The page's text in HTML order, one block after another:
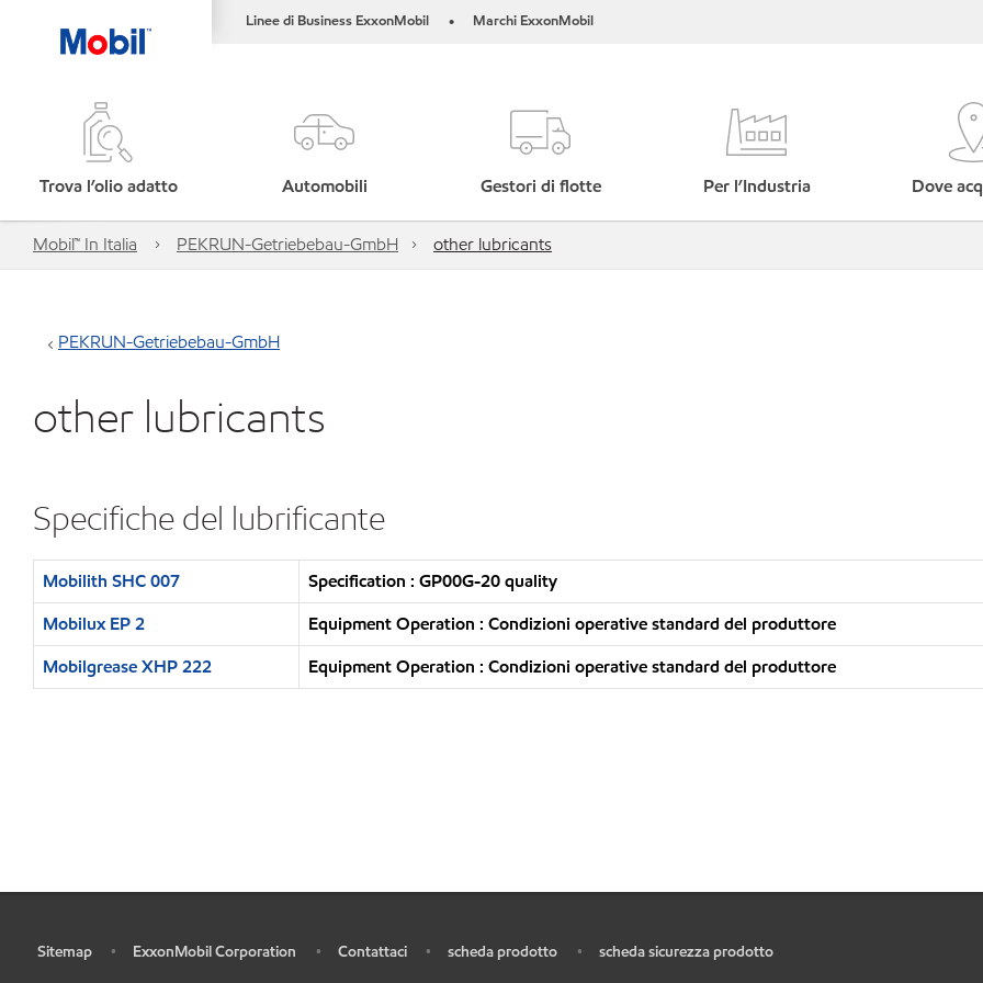
Linee di Business ExxonMobil • Marchi ExxonMobil
Trova l’olio adatto Automobili Gestori di flotte Per l’Industria Dove
Mobil™ In Italia PEKRUN-Getriebebau-GmbH other lubricants
PEKRUN-Getriebebau-GmbH
other lubricants
Specifiche del lubrificante
Mobilith SHC 007
Specification : GP00G-20 quality
Mobilux EP 2
Equipment Operation : Condizioni operative standard del produttore
Mobilgrease XHP 222
Equipment Operation : Condizioni operative standard del produttore
Sitemap • ExxonMobil Corporation • Contattaci • scheda prodotto • scheda sicurezza prodotto